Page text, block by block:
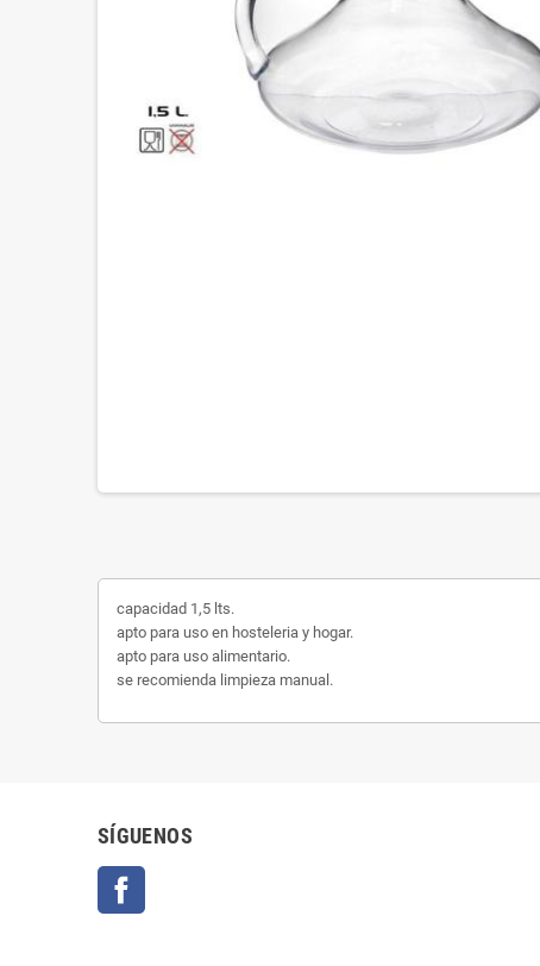
capacidad 1,5 lts.
apto para uso en hosteleria y hogar.
apto para uso alimentario.
se recomienda limpieza manual.
SÍGUENOS